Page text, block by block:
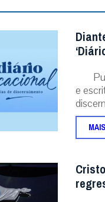
e
MAIS